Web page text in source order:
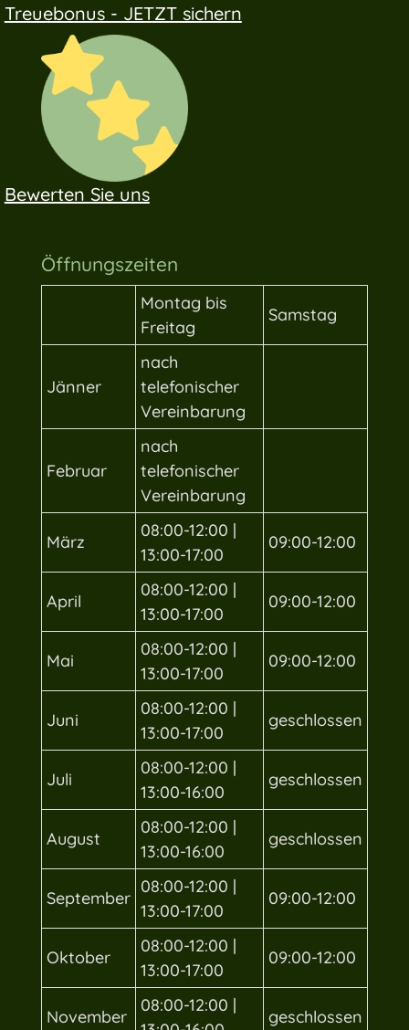
Treuebonus - JETZT sichern
Bewerten Sie uns
Öffnungszeiten
Montag bis
Freitag
Samstag
Jänner
nach
telefonischer
Vereinbarung
Februar
nach
telefonischer
Vereinbarung
März
08:00-12:00 |
13:00-17:00
09:00-12:00
April
08:00-12:00 |
13:00-17:00
09:00-12:00
Mai
08:00-12:00 |
13:00-17:00
09:00-12:00
Juni
08:00-12:00 |
13:00-17:00
geschlossen
Juli
08:00-12:00 |
13:00-16:00
geschlossen
August
08:00-12:00 |
13:00-16:00
geschlossen
September
08:00-12:00 |
13:00-17:00
09:00-12:00
Oktober
08:00-12:00 |
13:00-17:00
09:00-12:00
November
08:00-12:00 |
geschlossen